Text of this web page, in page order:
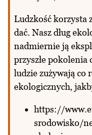
Ludzkość korzysta
dać. Nasz dług
nadmiernie ją
przyszłe pokolenia
ludzie zużywają co
ekologicznych,
https://
srodowisko/